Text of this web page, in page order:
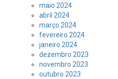
maio 2024
abril 2024
março 2024
fevereiro 2024
janeiro 2024
dezembro 2023
novembro 2023
outubro 2023